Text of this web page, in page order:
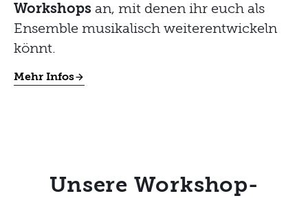
Workshops an, mit denen ihr euch als
Ensemble musikalisch weiterentwickeln
könnt.
Mehr Infos
Unsere Workshop-